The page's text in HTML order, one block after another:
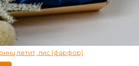
летит, лис (фарфор)